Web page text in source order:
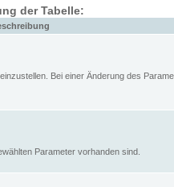
der Tabelle:
Bei einer Änderung des
Parameter vorhanden sind.